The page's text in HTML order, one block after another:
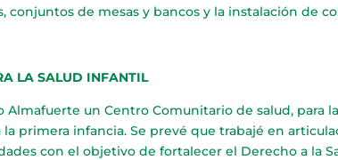
conjuntos de mesas y bancos y la instalación de
LA SALUD INFANTIL
Almafuerte un Centro Comunitario de salud, para
primera infancia. Se prevé que trabajé en
con el objetivo de fortalecer el Derecho a la